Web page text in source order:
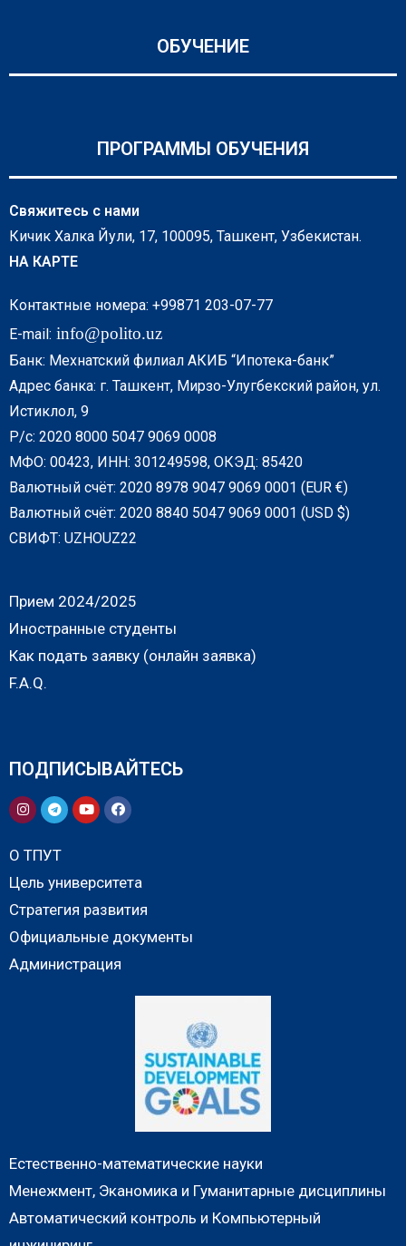
ОБУЧЕНИЕ
ПРОГРАММЫ ОБУЧЕНИЯ
Свяжитесь с нами
Кичик Халка Йули, 17, 100095, Ташкент, Узбекистан.
НА КАРТЕ
Контактные номера: +99871 203-07-77
E-mail: info@polito.uz
Банк: Мехнатский филиал АКИБ “Ипотека-банк”
Адрес банка: г. Ташкент, Мирзо-Улугбекский район, ул.
Истиклол, 9
Р/с: 2020 8000 5047 9069 0008
МФО: 00423, ИНН: 301249598, ОКЭД: 85420
Валютный счёт: 2020 8978 9047 9069 0001 (EUR €)
Валютный счёт: 2020 8840 5047 9069 0001 (USD $)
СВИФТ: UZHOUZ22
Прием 2024/2025
Иностранные студенты
Как подать заявку (онлайн заявка)
F.A.Q.
ПОДПИСЫВАЙТЕСЬ
О ТПУТ
Цель университета
Стратегия развития
Официальные документы
Администрация
Естественно-математические науки
Менежмент, Эканомика и Гуманитарные дисциплины
Автоматический контроль и Компьютерный